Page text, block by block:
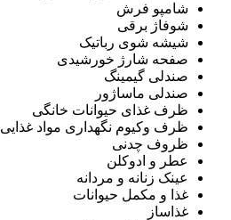
شامپو فرش
شوفاژ برقی
شیشه شوی رباتیک
صفحه شارژ خورشیدی
صندلی گیمینگ
صندلی ماساژور
ظرف غذای حیوانات خانگی
ظرف وکیوم نگهداری مواد غذایی
ظروف چدنی
عطر و ادوکلن
عینک زنانه و مردانه
غذا و مکمل حیوانات
غذاساز